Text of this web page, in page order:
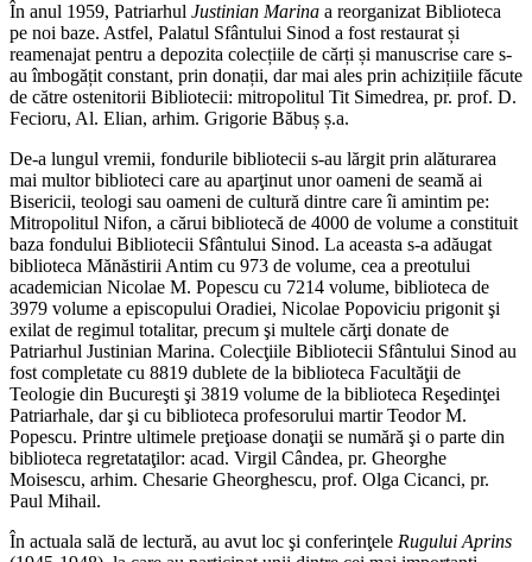
În anul 1959, Patriarhul Justinian Marina a reorganizat Biblioteca
pe noi baze. Astfel, Palatul Sfântului Sinod a fost restaurat și
reamenajat pentru a depozita colecțiile de cărți și manuscrise care s-
au îmbogățit constant, prin donații, dar mai ales prin achizițiile făcute
de către ostenitorii Bibliotecii: mitropolitul Tit Simedrea, pr. prof. D.
Fecioru, Al. Elian, arhim. Grigorie Băbuș ș.a.
De-a lungul vremii, fondurile bibliotecii s-au lărgit prin alăturarea
mai multor biblioteci care au aparţinut unor oameni de seamă ai
Bisericii, teologi sau oameni de cultură dintre care îi amintim pe:
Mitropolitul Nifon, a cărui bibliotecă de 4000 de volume a constituit
baza fondului Bibliotecii Sfântului Sinod. La aceasta s-a adăugat
biblioteca Mănăstirii Antim cu 973 de volume, cea a preotului
academician Nicolae M. Popescu cu 7214 volume, biblioteca de
3979 volume a episcopului Oradiei, Nicolae Popoviciu prigonit şi
exilat de regimul totalitar, precum şi multele cărţi donate de
Patriarhul Justinian Marina. Colecţiile Bibliotecii Sfântului Sinod au
fost completate cu 8819 dublete de la biblioteca Facultăţii de
Teologie din Bucureşti şi 3819 volume de la biblioteca Reşedinţei
Patriarhale, dar şi cu biblioteca profesorului martir Teodor M.
Popescu. Printre ultimele preţioase donaţii se numără şi o parte din
biblioteca regretataţilor: acad. Virgil Cândea, pr. Gheorghe
Moisescu, arhim. Chesarie Gheorghescu, prof. Olga Cicanci, pr.
Paul Mihail.
În actuala sală de lectură, au avut loc şi conferinţele Rugului Aprins